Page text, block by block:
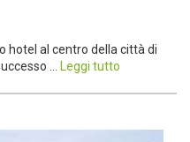
hotel al centro della città di
...
Leggi tutto